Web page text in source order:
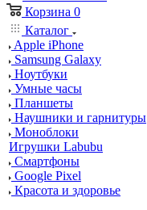
Корзина 0
Каталог
Apple iPhone
Samsung Galaxy
Ноутбуки
Умные часы
Планшеты
Наушники и гарнитуры
Моноблоки
Игрушки Labubu
Смартфоны
Google Pixel
Красота и здоровье